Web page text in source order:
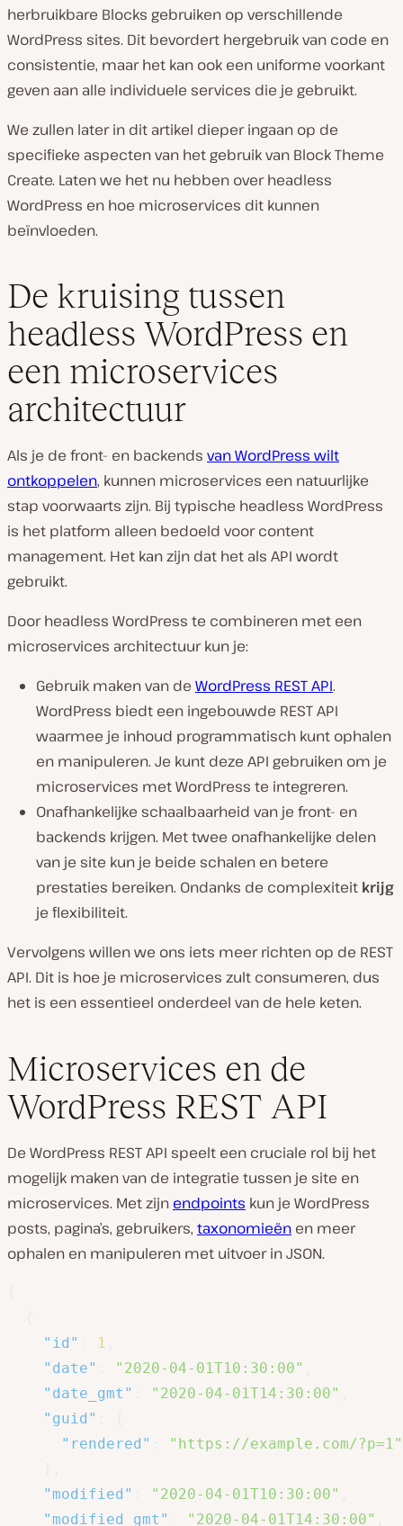
herbruikbare Blocks gebruiken op verschillende
WordPress sites. Dit bevordert hergebruik van code en
consistentie, maar het kan ook een uniforme voorkant
geven aan alle individuele services die je gebruikt.
We zullen later in dit artikel dieper ingaan op de
specifieke aspecten van het gebruik van Block Theme
Create. Laten we het nu hebben over headless
WordPress en hoe microservices dit kunnen
beïnvloeden.
De kruising tussen
headless WordPress en
een microservices
architectuur
Als je de front- en backends van WordPress wilt
ontkoppelen, kunnen microservices een natuurlijke
stap voorwaarts zijn. Bij typische headless WordPress
is het platform alleen bedoeld voor content
management. Het kan zijn dat het als API wordt
gebruikt.
Door headless WordPress te combineren met een
microservices architectuur kun je:
Gebruik maken van de WordPress REST API.
WordPress biedt een ingebouwde REST API
waarmee je inhoud programmatisch kunt ophalen
en manipuleren. Je kunt deze API gebruiken om je
microservices met WordPress te integreren.
Onafhankelijke schaalbaarheid van je front- en
backends krijgen. Met twee onafhankelijke delen
van je site kun je beide schalen en betere
prestaties bereiken. Ondanks de complexiteit krijg
je flexibiliteit.
Vervolgens willen we ons iets meer richten op de REST
API. Dit is hoe je microservices zult consumeren, dus
het is een essentieel onderdeel van de hele keten.
Microservices en de
WordPress REST API
De WordPress REST API speelt een cruciale rol bij het
mogelijk maken van de integratie tussen je site en
microservices. Met zijn endpoints kun je WordPress
posts, pagina’s, gebruikers, taxonomieën en meer
ophalen en manipuleren met uitvoer in JSON.
"id"
1
"date"
"2020-04-01T10:30:00"
"date_gmt"
"2020-04-01T14:30:00"
"guid"
"rendered"
"https://example.com/?p=1"
"modified"
"2020-04-01T10:30:00"
"modified_gmt"
"2020-04-01T14:30:00"